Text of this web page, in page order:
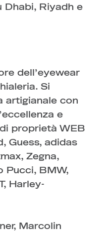
Dhabi, Riyadh e
dell’eyewear
Si
artigianale con
e
proprietà WEB
Guess, adidas
Zegna,
Pucci, BMW,
Harley-
Marcolin